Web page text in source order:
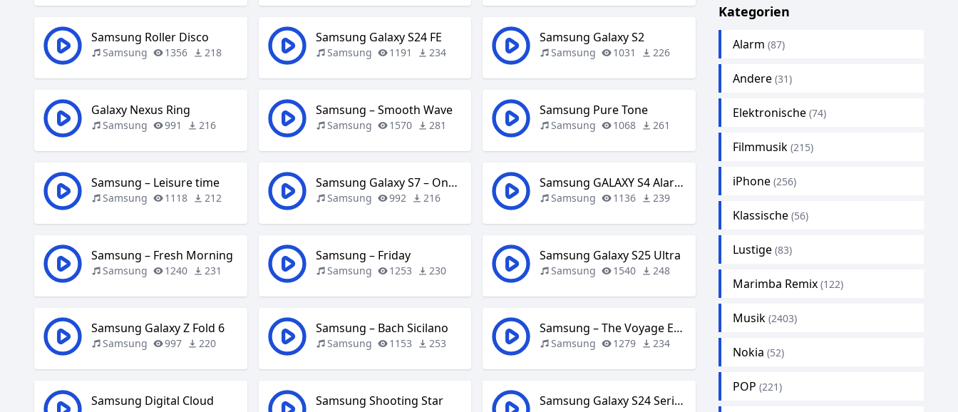
Samsung Roller Disco
Samsung 1356 218
Samsung Galaxy S24 FE
Samsung 1191 234
Samsung Galaxy S2
Samsung 1031 226
Galaxy Nexus Ring
Samsung 991 216
Samsung – Smooth Wave
Samsung 1570 281
Samsung Pure Tone
Samsung 1068 261
Samsung – Leisure time
Samsung 1118 212
Samsung Galaxy S7 – One Step Forward
Samsung 992 216
Samsung GALAXY S4 Alarms
Samsung 1136 239
Samsung – Fresh Morning
Samsung 1240 231
Samsung – Friday
Samsung 1253 230
Samsung Galaxy S25 Ultra
Samsung 1540 248
Samsung Galaxy Z Fold 6
Samsung 997 220
Samsung – Bach Sicilano
Samsung 1153 253
Samsung – The Voyage EDM
Samsung 1279 234
Samsung Digital Cloud Samsung Shooting Star Samsung Galaxy S24 Series One UI 6
Kategorien
Alarm (87)
Andere (31)
Elektronische (74)
Filmmusik (215)
iPhone (256)
Klassische (56)
Lustige (83)
Marimba Remix (122)
Musik (2403)
Nokia (52)
POP (221)